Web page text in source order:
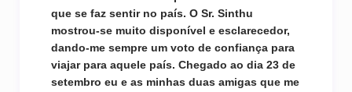
que se faz sentir no país. O Sr. Sinthu
mostrou-se muito disponível e esclarecedor,
dando-me sempre um voto de confiança para
viajar para aquele país. Chegado ao dia 23 de
setembro eu e as minhas duas amigas que me